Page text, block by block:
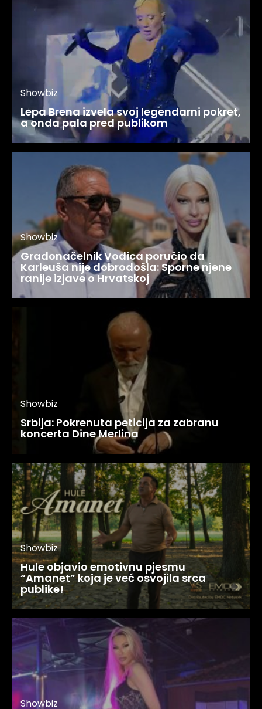
Showbiz
Lepa Brena izvela svoj legendarni pokret,
a onda pala pred publikom
Showbiz
Gradonačelnik Vodica poručio da
Karleuša nije dobrodošla: Sporne njene
ranije izjave o Hrvatskoj
Showbiz
Srbija: Pokrenuta peticija za zabranu
koncerta Dine Merlina
Showbiz
Hule objavio emotivnu pjesmu
“Amanet” koja je već osvojila srca
publike!
Showbiz